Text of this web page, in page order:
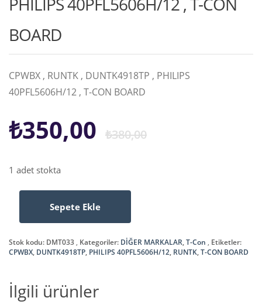
BOARD
CPWBX , RUNTK , DUNTK4918TP , PHILIPS
40PFL5606H/12 , T-CON BOARD
₺380,00Orijinal
₺350,00
Şu
1 adet stokta
RUNTK
,
PHILIPS
40PFL5606H/12
Sepete Ekle
Stok kodu: DMT033 Kategoriler: DİĞER MARKALAR,T-Con
Etiketler:
CPWBX, DUNTK4918TP, PHILIPS 40PFL5606H/12, RUNTK,T-CON BOARD
İlgili ürünler